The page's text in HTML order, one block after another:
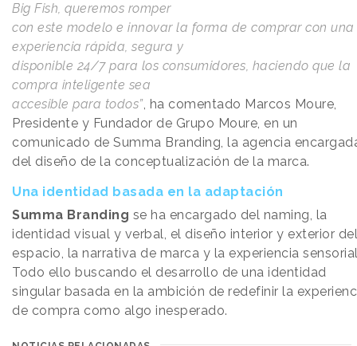
Big Fish, queremos romper
con este modelo e innovar la forma de comprar con una
experiencia rápida, segura y
disponible 24/7 para los consumidores, haciendo que la
compra inteligente sea
accesible para todos”, ha comentado Marcos Moure,
Presidente y Fundador de Grupo Moure, en un
comunicado de Summa Branding, la agencia
del diseño de la conceptualización de la marca.
Una identidad basada en la adaptación
Summa Branding se ha encargado del naming, la
identidad visual y verbal, el diseño interior y exterior del
espacio, la narrativa de marca y la experiencia
Todo ello buscando el desarrollo de una identidad
singular basada en la ambición de redefinir la
de compra como algo inesperado.